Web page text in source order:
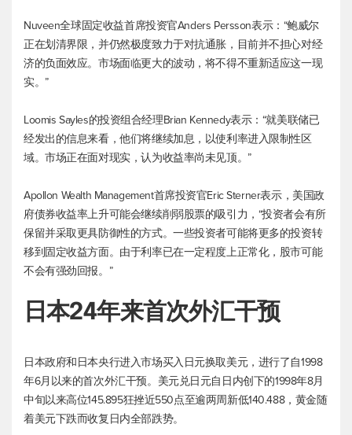
Nuveen全球固定收益首席投资官Anders Persson表示：“鲍威尔
正在划清界限，并仍然极度致力于对抗通胀，目前并不担心对经
济的负面效应。市场面临更大的波动，将不得不重新适应这一现
实。”
Loomis Sayles的投资组合经理Brian Kennedy表示：“就美联储已
经发出的信息来看，他们将继续加息，以使利率进入限制性区
域。市场正在面对现实，认为收益率尚未见顶。”
Apollon Wealth Management首席投资官Eric Sterner表示，美国政
府债券收益率上升可能会继续削弱股票的吸引力，“投资者会有所
保留并采取更具防御性的方式。一些投资者可能将更多的投资转
移到固定收益方面。由于利率已在一定程度上正常化，股市可能
不会有强劲回报。”
日本24年来首次外汇干预
日本政府和日本央行进入市场买入日元换取美元，进行了自1998
年6月以来的首次外汇干预。 美元兑日元自日内创下的1998年8月
中旬以来高位145.895狂挫近550点至逾两周新低140.488，黄金随
着美元下跌而收复日内全部跌势。